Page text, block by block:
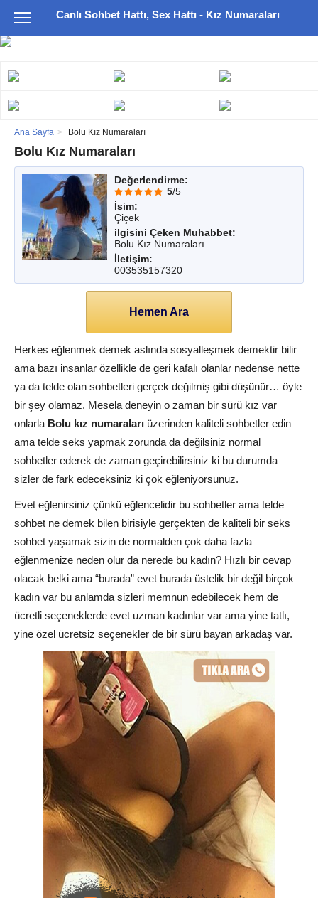
Canlı Sohbet Hattı, Sex Hattı - Kız Numaraları
Ana Sayfa Bolu Kız Numaraları
Bolu Kız Numaraları
Değerlendirme:
5/5
İsim:
Çiçek
ilgisini Çeken Muhabbet:
Bolu Kız Numaraları
İletişim:
003535157320
Hemen Ara
Herkes eğlenmek demek aslında sosyalleşmek demektir bilir
ama bazı insanlar özellikle de geri kafalı olanlar nedense nette
ya da telde olan sohbetleri gerçek değilmiş gibi düşünür… öyle
bir şey olamaz. Mesela deneyin o zaman bir sürü kız var
onlarla Bolu kız numaraları üzerinden kaliteli sohbetler edin
ama telde seks yapmak zorunda da değilsiniz normal
sohbetler ederek de zaman geçirebilirsiniz ki bu durumda
sizler de fark edeceksiniz ki çok eğleniyorsunuz.
Evet eğlenirsiniz çünkü eğlencelidir bu sohbetler ama telde
sohbet ne demek bilen birisiyle gerçekten de kaliteli bir seks
sohbet yaşamak sizin de normalden çok daha fazla
eğlenmenize neden olur da nerede bu kadın? Hızlı bir cevap
olacak belki ama “burada” evet burada üstelik bir değil birçok
kadın var bu anlamda sizleri memnun edebilecek hem de
ücretli seçeneklerde evet uzman kadınlar var ama yine tatlı,
yine özel ücretsiz seçenekler de bir sürü bayan arkadaş var.